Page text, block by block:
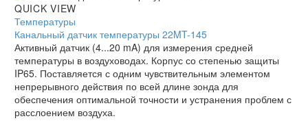
Канальный
датчик
температуры
22MT-
145
QUICK VIEW
Температуры
Канальный датчик температуры 22MT-145
Активный датчик (4...20 mA) для измерения средней
температуры в воздуховодах. Корпус со степенью защиты
IP65. Поставляется с одним чувствительным элементом
непрерывного действия по всей длине зонда для
обеспечения оптимальной точности и устранения проблем с
расслоением воздуха.